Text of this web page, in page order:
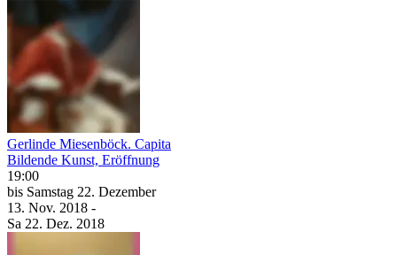
Gerlinde Miesenböck. Capita
Bildende Kunst, Eröffnung
19:00
bis Samstag 22. Dezember
13. Nov. 2018 -
Sa 22. Dez. 2018